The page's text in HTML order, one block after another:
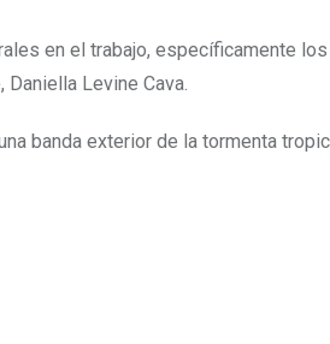
en el trabajo, específicamente
Levine Cava.
banda exterior de la tormenta